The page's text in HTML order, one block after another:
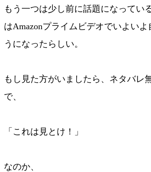
もう一つは少し前に話題になってい
はAmazonプライムビデオでいよいよ
うになったらしい。
もし見た方がいましたら、ネタバレ
で、
「これは見とけ！」
なのか、